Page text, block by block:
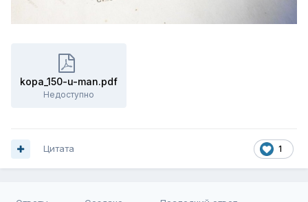
kopa_150-u-man.pdf
Недоступно
1
Цитата